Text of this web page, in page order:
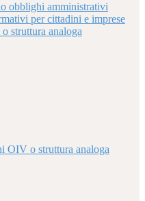
obblighi amministrativi
per cittadini e imprese
struttura analoga
OIV o struttura analoga